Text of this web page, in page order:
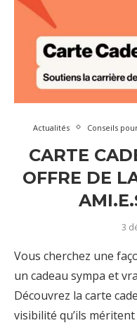
Actualités Conseils
CARTE
OFFRE DE
3
Vous cherchez une
un cadeau sympa et
Découvrez la carte
visibilité qu’ils